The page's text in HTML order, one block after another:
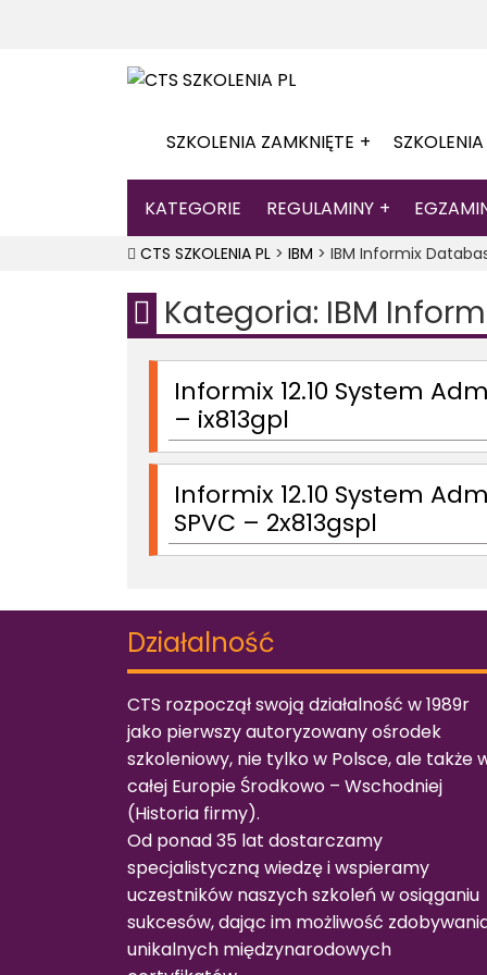
SZKOLENIA ZAMKNIĘTE
KATEGORIE REGULAMINY
CTS SZKOLENIA PL > IBM > IBM Informix
Kategoria: IBM
Informix 12.10 System
– ix813gpl
Informix 12.10 System
SPVC – 2x813gspl
Działalność
CTS rozpoczął swoją działalność w 1989r
jako pierwszy autoryzowany ośrodek
szkoleniowy, nie tylko w Polsce, ale także
całej Europie Środkowo – Wschodniej
(Historia firmy).
Od ponad 35 lat dostarczamy
specjalistyczną wiedzę i wspieramy
uczestników naszych szkoleń w osiąganiu
sukcesów, dając im możliwość
unikalnych międzynarodowych